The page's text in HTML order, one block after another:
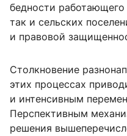
бедности работающего
так и сельских
и правовой
Столкновение
этих процессах
и интенсивным
Перспективным
решения